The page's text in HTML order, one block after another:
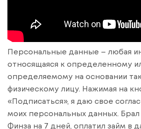
Персональные данные – любая
относящаяся к определенному
определяемому на основании
физическому лицу. Нажимая на
«Подписаться», я даю свое
моих персональных данных.
Финза на 7 дней, оплатил займ в